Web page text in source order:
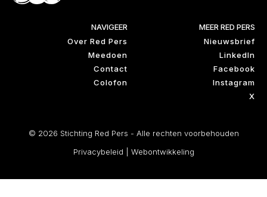
NAVIGEER
Over Red Pers
Meedoen
Contact
Colofon
MEER RED PERS
Nieuwsbrief
LinkedIn
Facebook
Instagram
X
© 2026 Stichting Red Pers - Alle rechten voorbehouden
Privacybeleid
Webontwikkeling